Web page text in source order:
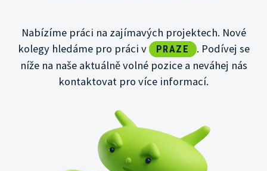
Nabízíme práci na zajímavých projektech. Nové
kolegy hledáme pro práci v
PRAZE
. Podívej se
níže na naše aktuálně volné pozice a neváhej nás
kontaktovat pro více informací.